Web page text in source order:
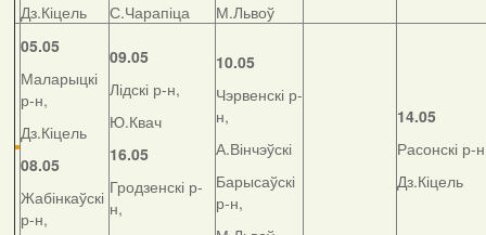
Дз.Кіцель
С.Чарапіца
М.Львоў
05.05
Маларыцкі
р-н,
Дз.Кіцель
08.05
Жабінкаўскі
р-н,
09.05
Лідскі р-н,
Ю.Квач
16.05
Гродзенскі р-
н,
10.05
Чэрвенскі р-
н,
А.Вінчэўскі
Барысаўскі
р-н,
14.05
Расонскі р-
Дз.Кіцель